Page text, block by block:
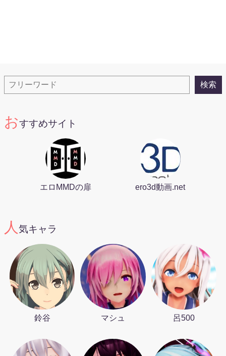
索
検索
おすすめサイト
エロMMDの扉 ero3d動画.net
人 気キャラ
鈴谷 マシュ 呂500